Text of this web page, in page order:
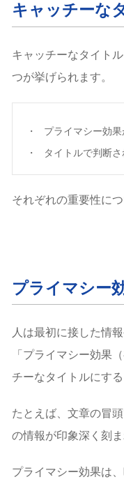
キャッチーな
キャッチーなタイト
つが挙げられます。
プライマシー効果
タイトルで判断
それぞれの重要性に
プライマシー
人は最初に接した情
「プライマシー効果
チーなタイトルにす
たとえば、文章の冒
の情報が印象深く刻
プライマシー効果は